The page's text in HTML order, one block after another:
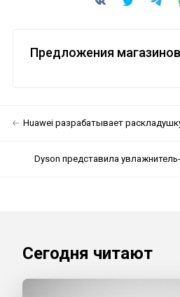
Предложения магазинов
Huawei разрабатывает
Dyson представила
Сегодня читают